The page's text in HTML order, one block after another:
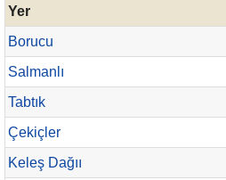
Yer
Borucu
Salmanlı
Tabtık
Çekiçler
Keleş Dağıı